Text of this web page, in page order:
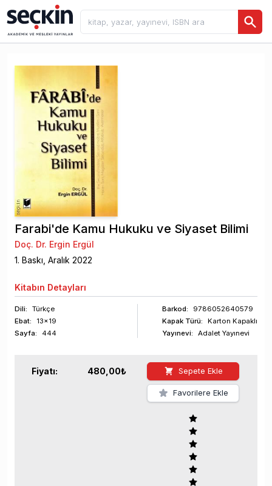
Farabi'de Kamu Hukuku ve Siyaset Bilimi
Doç. Dr. Ergin Ergül
1. Baskı, Aralık 2022
Kitabın Detayları
Dili:
Türkçe
Ebat:
13x19
Sayfa: 444
Barkod:
9786052640579
Kapak Türü:
Karton Kapaklı
Yayınevi:
Adalet Yayınevi
Fiyatı: 480,00₺ Sepete Ekle
Favorilere Ekle